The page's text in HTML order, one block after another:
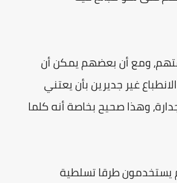
ومع أن بعضهم يمكن أن
غير جديرين بأن يعتني
وهذا صحيح بخاصة أنه كلما
يستخدمون طرقا تسلطية